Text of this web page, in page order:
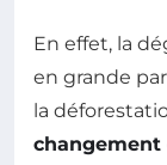
En effet, la
en grande
la